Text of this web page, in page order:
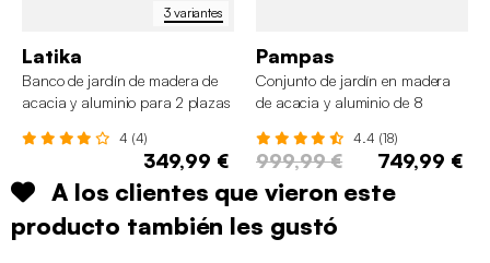
3 variantes
Latika
Banco de jardín de madera de
acacia y aluminio para 2 plazas
4 (4)
349,99 €
Pampas
Conjunto de jardín en madera
de acacia y aluminio de 8
4.4 (18)
999,99 € 749,99 €
A los clientes que vieron este
producto también les gustó